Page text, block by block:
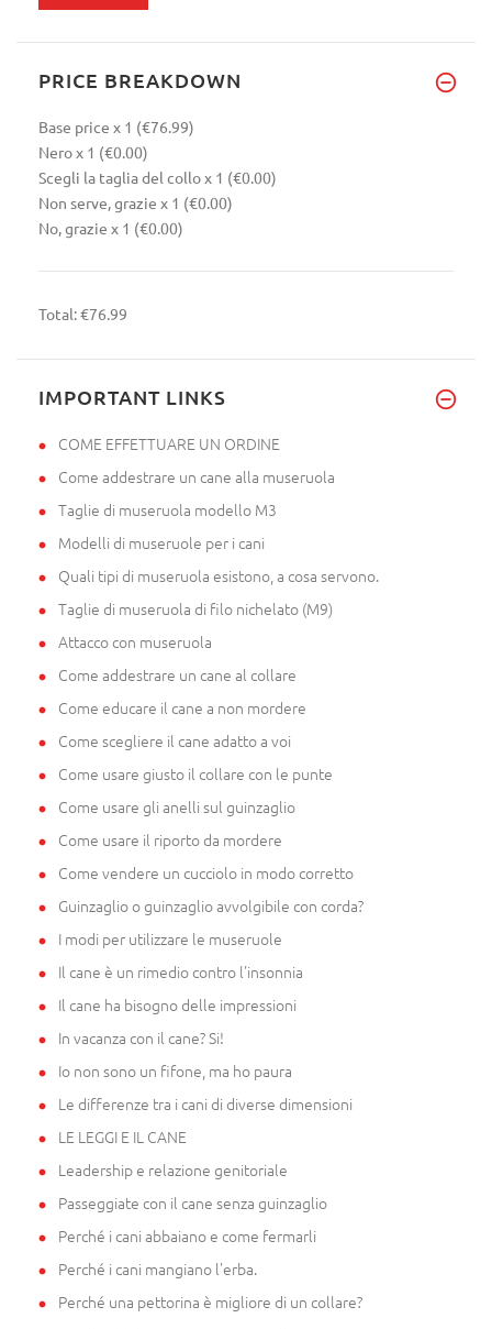
PRICE BREAKDOWN
Base price x 1 (€76.99)
Nerox 1 (€0.00)
Scegli la taglia del collox 1 (€0.00)
Non serve, grazie x 1 (€0.00)
No, grazie x 1 (€0.00)
Total:€76.99
IMPORTANT LINKS
COME EFFETTUARE UN ORDINE
Come addestrare un cane alla museruola
Taglie di museruola modello M3
Modelli di museruole per i cani
Quali tipi di museruola esistono, a cosa servono.
Taglie di museruola di filo nichelato (M9)
Attacco con museruola
Come addestrare un cane al collare
Come educare il cane a non mordere
Come scegliere il cane adatto a voi
Come usare giusto il collare con le punte
Come usare gli anelli sul guinzaglio
Come usare il riporto da mordere
Come vendere un cucciolo in modo corretto
Guinzaglio o guinzaglio avvolgibile con corda?
I modi per utilizzare le museruole
Il cane è un rimedio contro l'insonnia
Il cane ha bisogno delle impressioni
In vacanza con il cane? Si!
Io non sono un fifone, ma ho paura
Le differenze tra i cani di diverse dimensioni
LE LEGGI E IL CANE
Leadership e relazione genitoriale
Passeggiate con il cane senza guinzaglio
Perché i cani abbaiano e come fermarli
Perché i cani mangiano l'erba.
Perché una pettorina è migliore di un collare?